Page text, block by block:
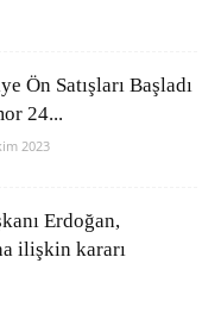
Ön Satışları Başladı
24...
2023
Erdoğan,
ilişkin kararı